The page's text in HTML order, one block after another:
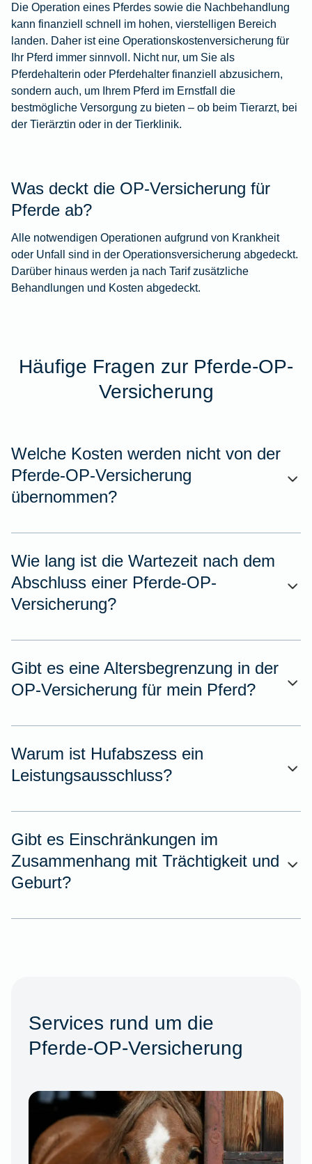
Die Operation eines Pferdes sowie die Nachbehandlung
kann finanziell schnell im hohen, vierstelligen Bereich
landen. Daher ist eine Operationskostenversicherung für
Ihr Pferd immer sinnvoll. Nicht nur, um Sie als
Pferdehalterin oder Pferdehalter finanziell abzusichern,
sondern auch, um Ihrem Pferd im Ernstfall die
bestmögliche Versorgung zu bieten – ob beim Tierarzt, bei
der Tierärztin oder in der Tierklinik.
Was deckt die OP-Versicherung für
Pferde ab?
Alle notwendigen Operationen aufgrund von Krankheit
oder Unfall sind in der Operationsversicherung abgedeckt.
Darüber hinaus werden ja nach Tarif zusätzliche
Behandlungen und Kosten abgedeckt.
Häufige Fragen zur Pferde-OP-
Versicherung
Welche Kosten werden nicht von der
Pferde-OP-Versicherung
übernommen?
Wie lang ist die Wartezeit nach dem
Abschluss einer Pferde-OP-
Versicherung?
Gibt es eine Altersbegrenzung in der
OP-Versicherung für mein Pferd?
Warum ist Hufabszess ein
Leistungsausschluss?
Gibt es Einschränkungen im
Zusammenhang mit Trächtigkeit und
Geburt?
Services rund um die
Pferde-OP-Versicherung